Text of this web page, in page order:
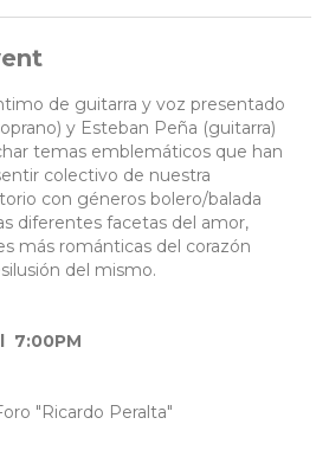
de guitarra y voz presentado
y Esteban Peña (guitarra)
temas emblemáticos que han
colectivo de nuestra
con géneros bolero/balada
diferentes facetas del amor,
más románticas del corazón
del mismo.
7:00PM
"Ricardo Peralta"